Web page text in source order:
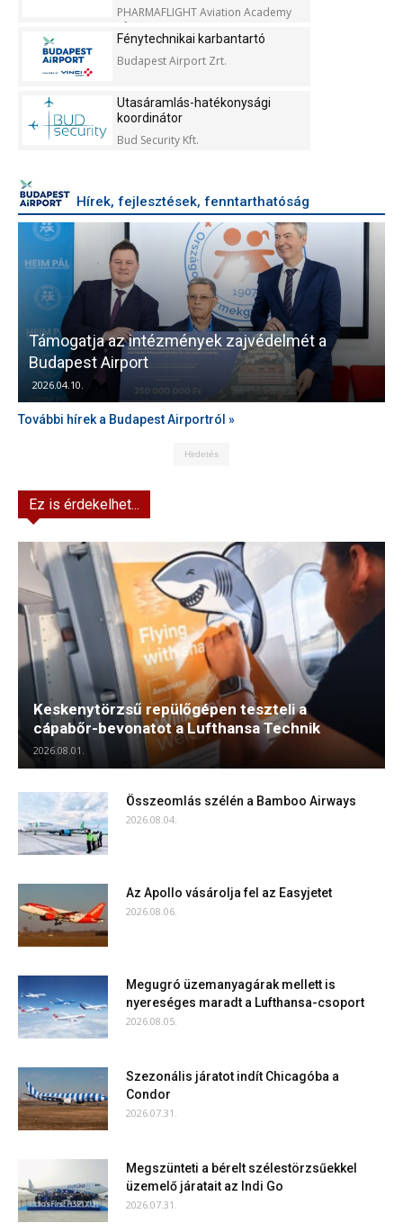
PHARMAFLIGHT Aviation Academy
Kft.
Fénytechnikai karbantartó
Budapest Airport Zrt.
Utasáramlás-hatékonysági
koordinátor
Bud Security Kft.
Hírek, fejlesztések, fenntarthatóság
Támogatja az intézmények zajvédelmét a
Budapest Airport
2026.04.10.
További hírek a Budapest Airportról »
Hirdetés
Ez is érdekelhet...
Keskenytörzsű repülőgépen teszteli a
cápabőr-bevonatot a Lufthansa Technik
2026.08.01.
Összeomlás szélén a Bamboo Airways
2026.08.04.
Az Apollo vásárolja fel az Easyjetet
2026.08.06.
Megugró üzemanyagárak mellett is
nyereséges maradt a Lufthansa-csoport
2026.08.05.
Szezonális járatot indít Chicagóba a
Condor
2026.07.31.
Megszünteti a bérelt szélestörzsűekkel
üzemelő járatait az Indi Go
2026.07.31.